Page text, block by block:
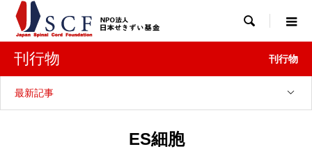

刊行物 刊行物
最新記事
ES細胞